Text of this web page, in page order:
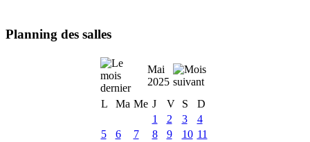
Planning des salles
Mai
2025
L
Ma Me J V S
D
1
2 3
4
5
6 7 8 9 10 11